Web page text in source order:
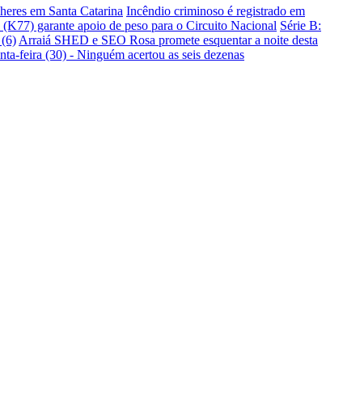
em Santa Catarina Incêndio criminoso é registrado em
garante apoio de peso para o Circuito Nacional Série B:
(6) Arraiá SHED e SEO Rosa promete esquentar a noite desta
feira (30) - Ninguém acertou as seis dezenas